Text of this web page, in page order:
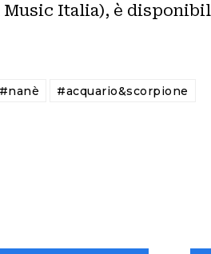
Music Italia), è
#nanè #acquario&scorpione